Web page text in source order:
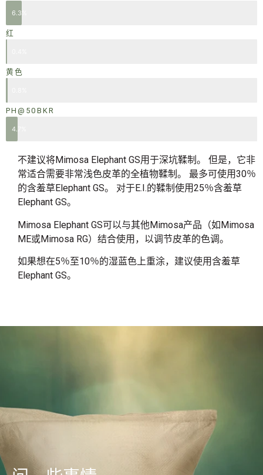
6.3%
红
黄色
PH@50BKR
4.7%
不建议将Mimosa Elephant GS用于深坑鞣制。 但是，它非
常适合需要非常浅色皮革的全植物鞣制。 最多可使用30％
的含羞草Elephant GS。 对于E.I.的鞣制使用25％含羞草
Elephant GS。
Mimosa Elephant GS可以与其他Mimosa产品（如Mimosa
ME或Mimosa RG）结合使用，以调节皮革的色调。
如果想在5％至10％的湿蓝色上重涂，建议使用含羞草
Elephant GS。